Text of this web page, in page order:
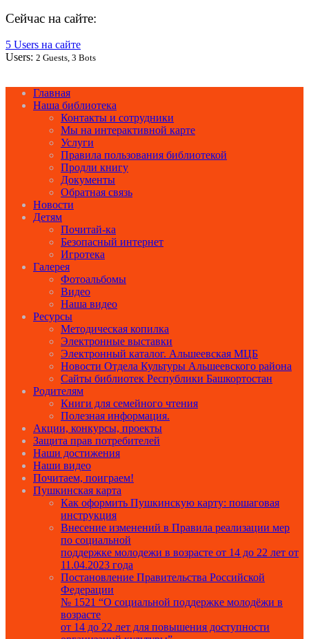
Сейчас на сайте:
5 Users на сайте
Users: 2 Guests, 3 Bots
Главная
Наша библиотека
Контакты и сотрудники
Мы на интерактивной карте
Услуги
Правила пользования библиотекой
Продли книгу
Документы
Обратная связь
Новости
Детям
Почитай-ка
Безопасный интернет
Игротека
Галерея
Фотоальбомы
Видео
Наша видео
Ресурсы
Методическая копилка
Электронные выставки
Электронный каталог. Альшеевская МЦБ
Новости Отдела Культуры Альшеевского района
Сайты библиотек Республики Башкортостан
Родителям
Книги для семейного чтения
Полезная информация.
Акции, конкурсы, проекты
Защита прав потребителей
Наши достижения
Наши видео
Почитаем, поиграем!
Пушкинская карта
Как оформить Пушкинскую карту: пошаговая
инструкция
Внесение изменений в Правила реализации мер
по социальной
поддержке молодежи в возрасте от 14 до 22 лет от
11.04.2023 года
Постановление Правительства Российской
Федерации
№ 1521 “О социальной поддержке молодёжи в
возрасте
от 14 до 22 лет для повышения доступности